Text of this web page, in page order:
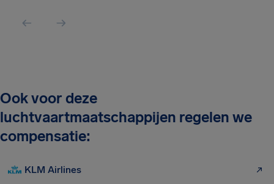
Ook voor deze
luchtvaartmaatschappijen regelen we
compensatie:
KLM Airlines